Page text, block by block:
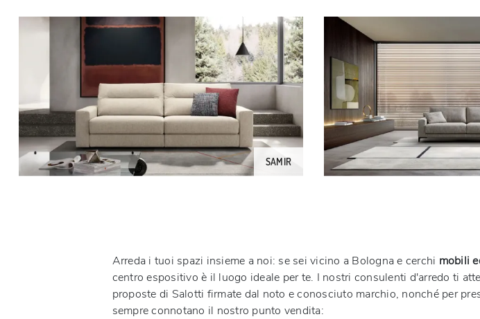
SAMIR
Arreda i tuoi spazi insieme a noi: se sei vicino a Bologna e cerchi mobili
centro espositivo è il luogo ideale per te. I nostri consulenti d'arredo ti
proposte di Salotti firmate dal noto e conosciuto marchio, nonché per
sempre connotano il nostro punto vendita: